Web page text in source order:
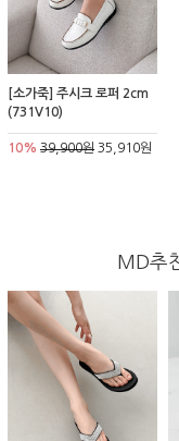
[소가죽] 주시크 로퍼 2cm
(731V10)
10% 39,900원 35,910원
MD추